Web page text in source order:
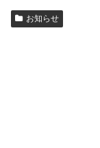
お知らせ